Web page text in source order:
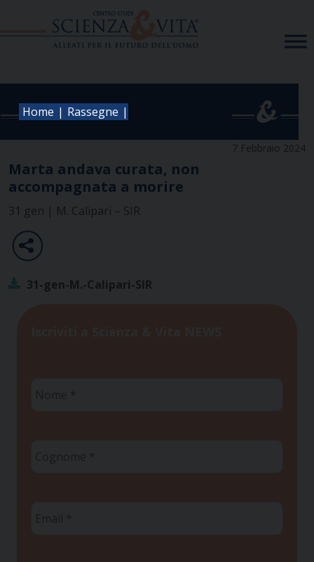
Home | Rassegne |
7 Febbraio 2024
Marta andava curata, non
accompagnata a morire
31 gen | M. Calipari – SIR
31-gen-M.-Calipari-SIR